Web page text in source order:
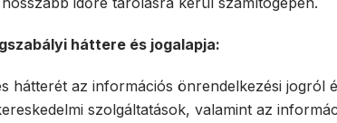
háttere és jogalapja:
hátterét az információs önrendelkezési jogról
szolgáltatások, valamint az